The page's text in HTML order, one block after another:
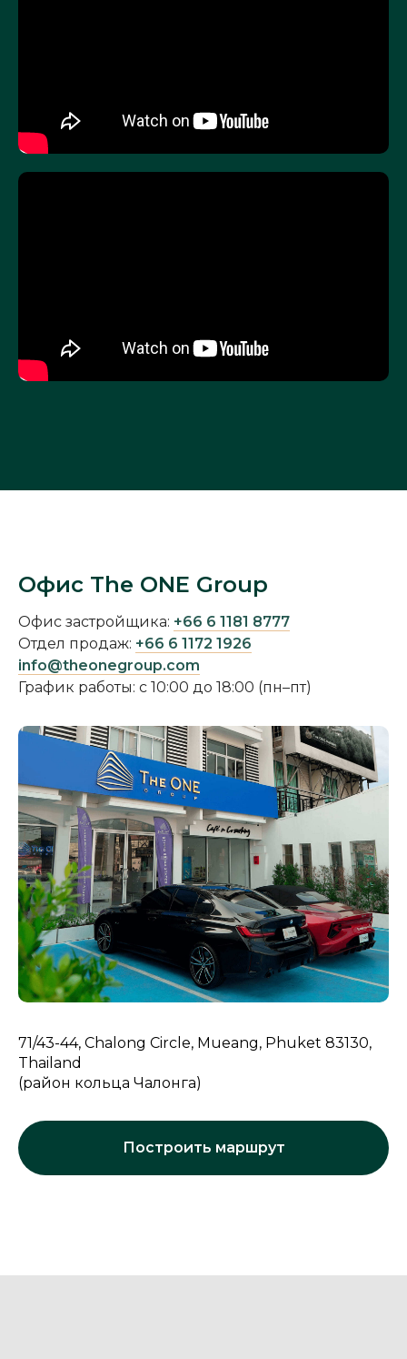
Офис The ONE Group
Офис застройщика: +66 6 1181 8777
Отдел продаж: +66 6 1172 1926
info@theonegroup.com
График работы: с 10:00 до 18:00 (пн–пт)
71/43-44, Chalong Circle, Mueang, Phuket 83130,
Thailand
(район кольца Чалонга)
Построить маршрут